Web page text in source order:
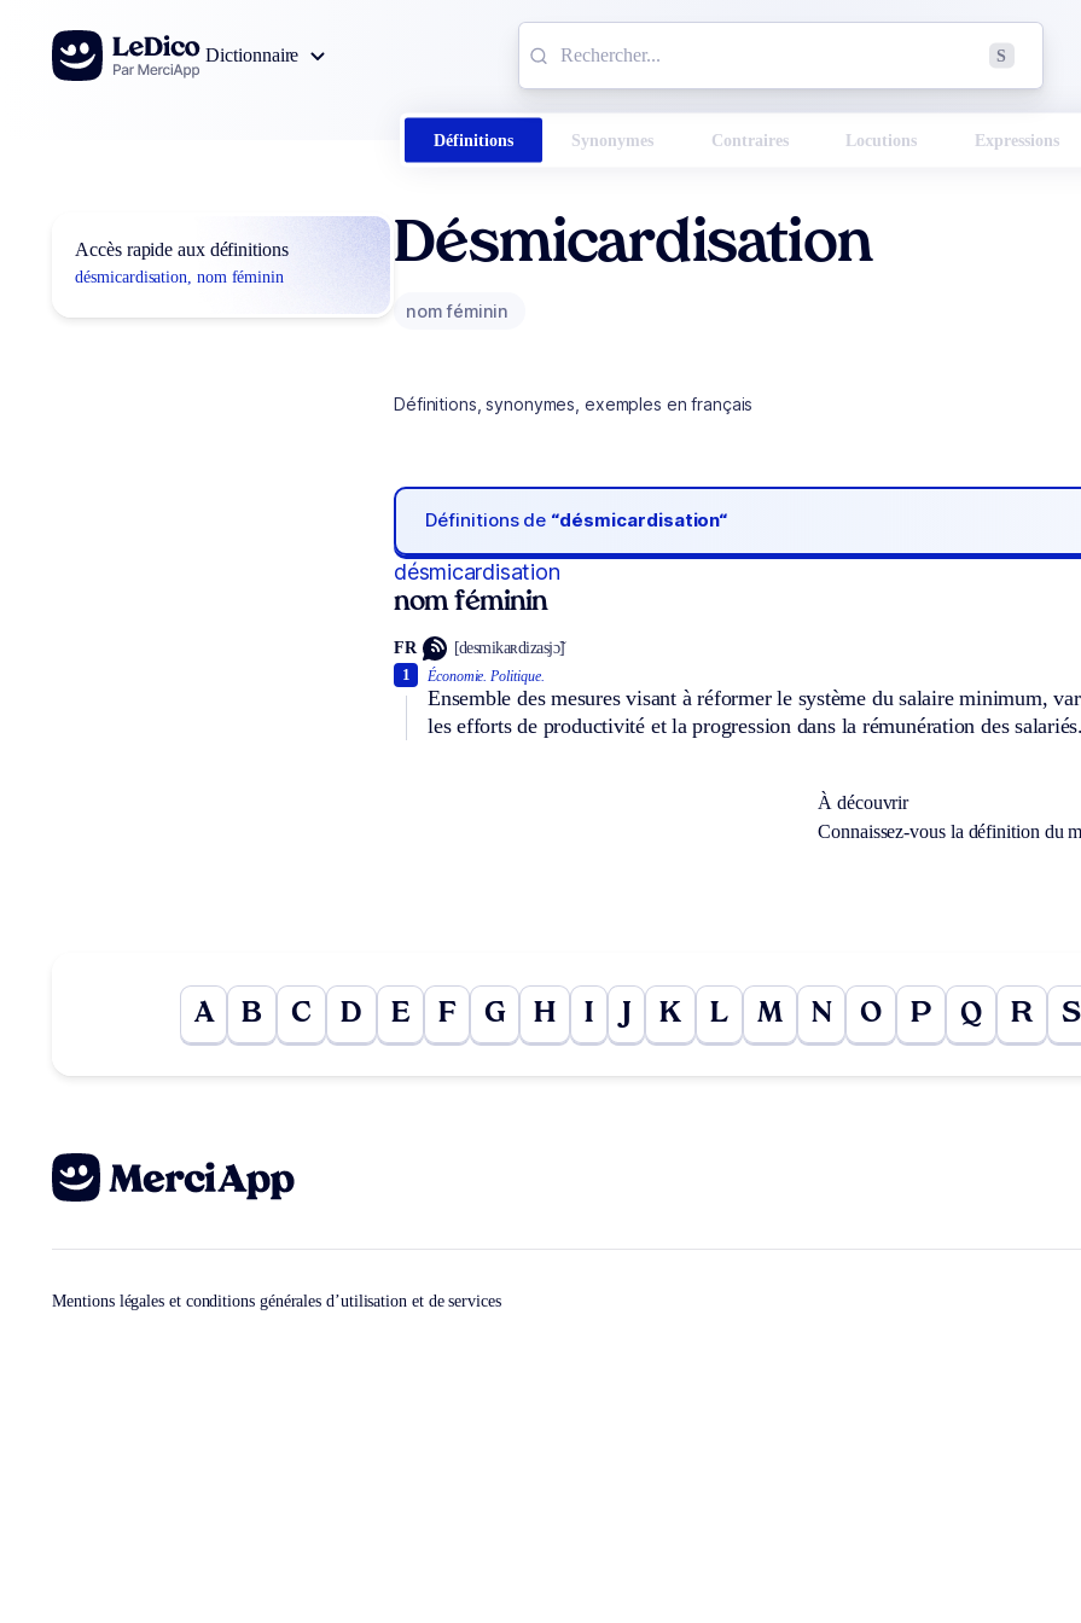
Aller au contenu
Dictionnaire
S
Définitions Synonymes Contraires Locutions Expressions
Accès rapide aux définitions
désmicardisation, nom féminin
Désmicardisation
nom féminin
Définitions, synonymes, exemples en français
Définitions de “désmicardisation“
désmicardisation
nom féminin
FR [desmikaʀdizasjɔ̃]
Économie. Politique.
Ensemble des mesures visant à réformer le système du salaire minimum,
les efforts de productivité et la progression dans la rémunération des salariés.
1
À découvrir
Connaissez-vous la définition du
A B C D E F G H I K L M N O P Q R S
Mentions légales et conditions générales d’utilisation et de services